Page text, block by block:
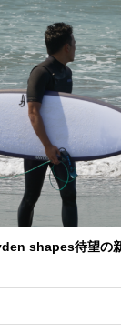
shapes待望の